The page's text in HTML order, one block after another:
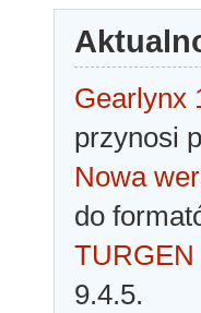
Gearlynx
przynosi
Nowa
do
TURGEN
9.4.5.